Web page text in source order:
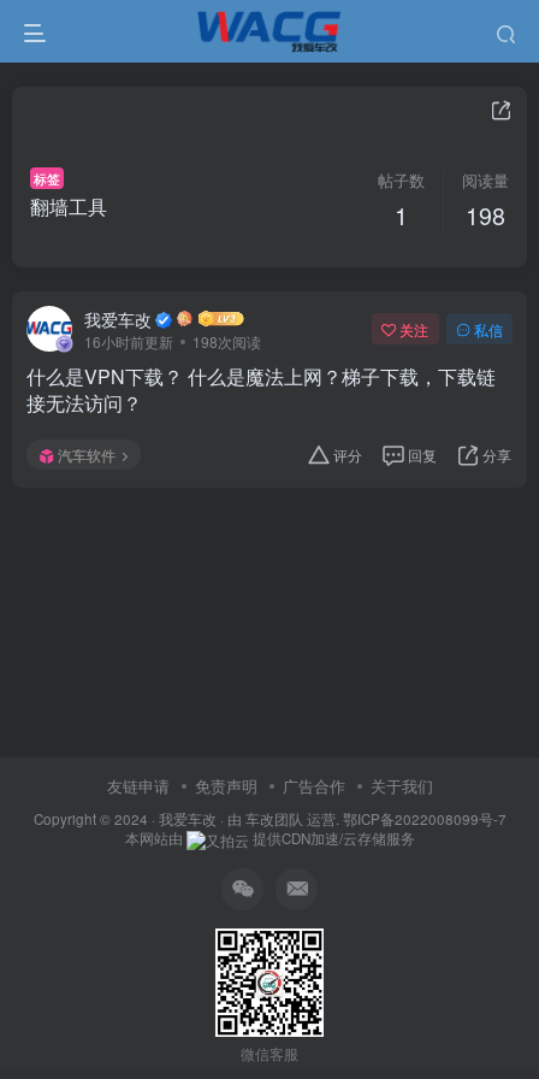
标签
翻墙工具
帖子数
1
阅读量
198
我爱车改
16小时前更新 198次阅读
关注 私信
什么是VPN下载？ 什么是魔法上网？梯子下载，下载链
接无法访问？
汽车软件 评分 回复 分享
友链申请 免责声明 广告合作 关于我们
Copyright © 2024 · 我爱车改 · 由 车改团队 运营. 鄂ICP备2022008099号-7
本网站由
提供CDN加速/云存储服务
微信客服